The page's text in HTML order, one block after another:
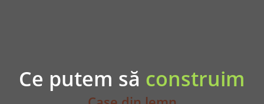
Ce putem să construim